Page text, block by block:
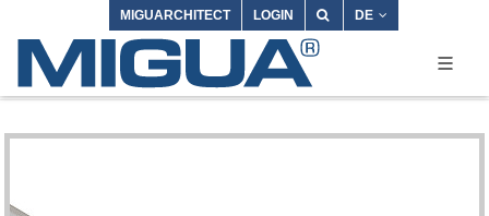
MIGUARCHITECT LOGIN DE